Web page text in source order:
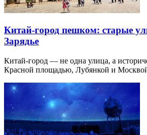
Китай-город пешком: старые
Зарядье
Китай-город — не одна улица, а
Красной площадью, Лубянкой и